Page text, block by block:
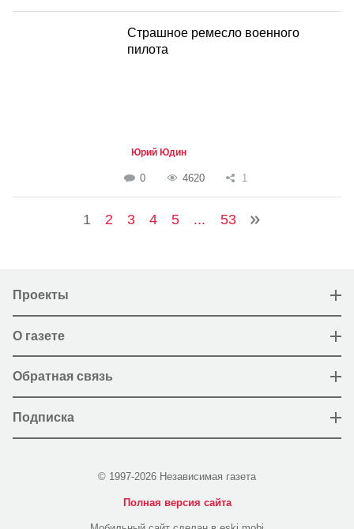
Страшное ремесло военного
пилота
Юрий Юдин
0 4620 1
1 2 3 4 5 ... 53
Проекты
О газете
Обратная связь
Подписка
© 1997-2026 Независимая газета
Полная версия сайта